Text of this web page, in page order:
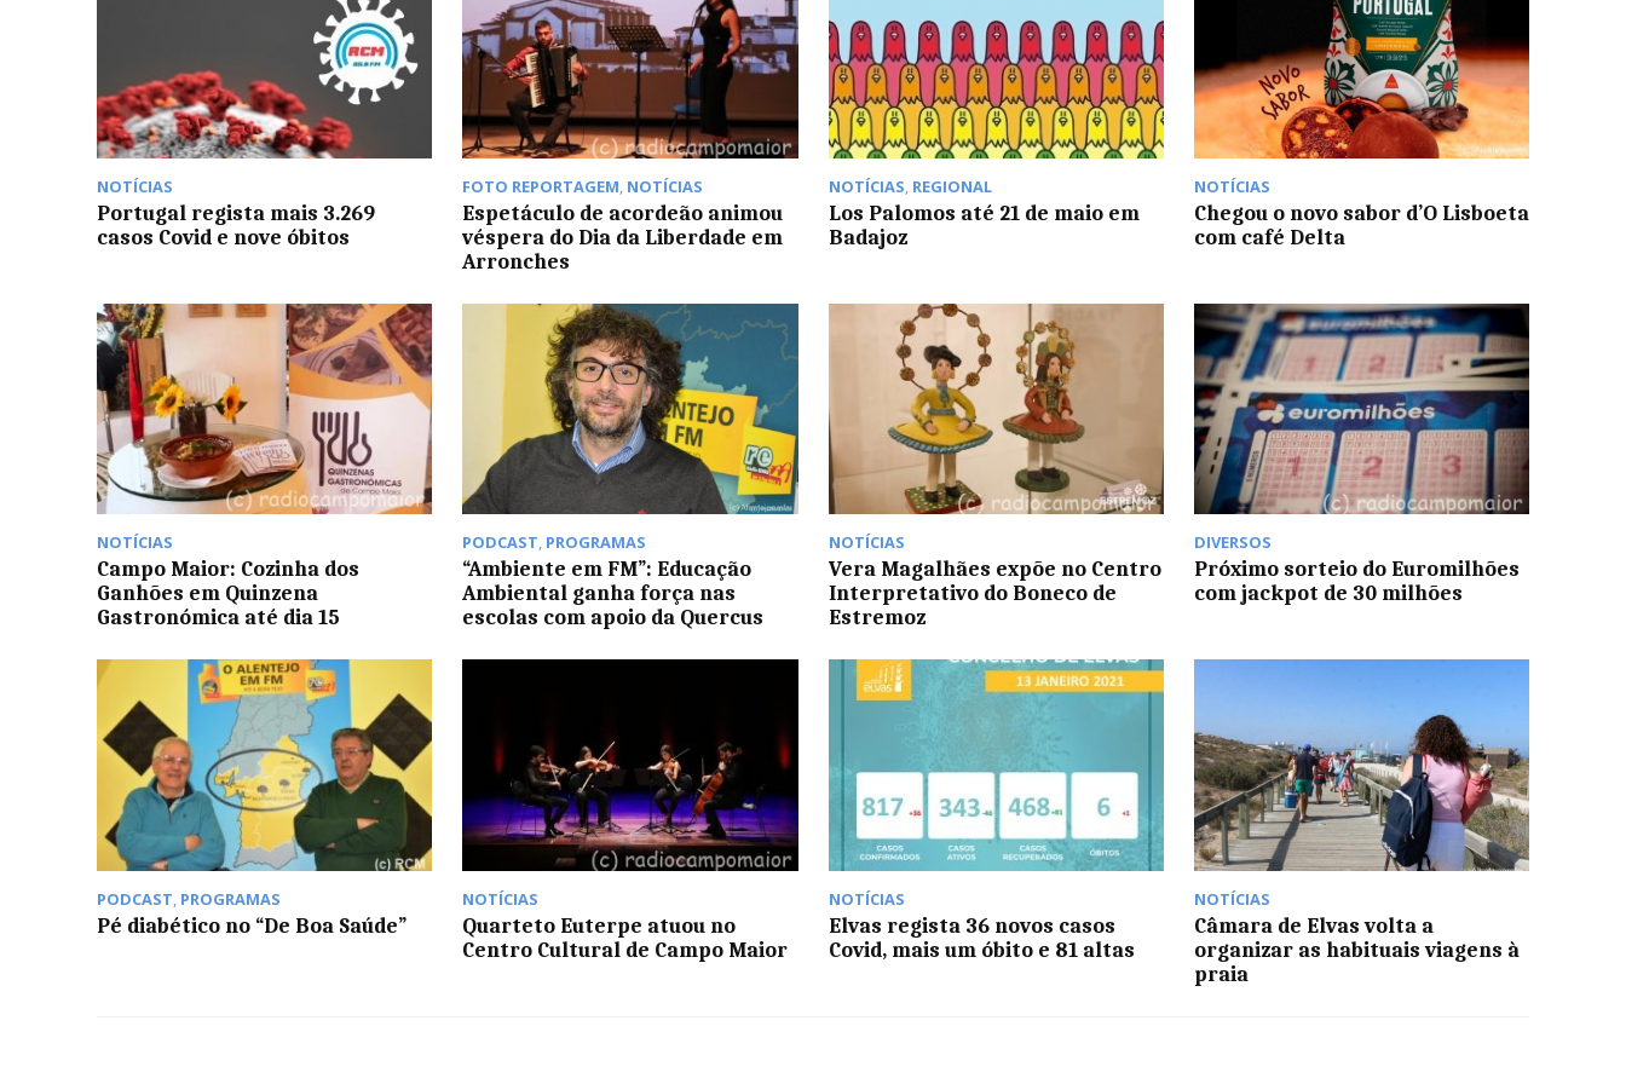
NOTÍCIAS
Portugal regista mais 3.269
casos Covid e nove óbitos
FOTO REPORTAGEM, NOTÍCIAS
Espetáculo de acordeão animou
véspera do Dia da Liberdade em
Arronches
NOTÍCIAS, REGIONAL
Los Palomos até 21 de maio em
Badajoz
NOTÍCIAS
Chegou o novo sabor d’O Lisboeta
com café Delta
NOTÍCIAS
Campo Maior: Cozinha dos
Ganhões em Quinzena
Gastronómica até dia 15
PODCAST, PROGRAMAS
“Ambiente em FM”: Educação
Ambiental ganha força nas
escolas com apoio da Quercus
NOTÍCIAS
Vera Magalhães expõe no Centro
Interpretativo do Boneco de
Estremoz
DIVERSOS
Próximo sorteio do Euromilhões
com jackpot de 30 milhões
PODCAST, PROGRAMAS
Pé diabético no “De Boa Saúde”
NOTÍCIAS
Quarteto Euterpe atuou no
Centro Cultural de Campo Maior
NOTÍCIAS
Elvas regista 36 novos casos
Covid, mais um óbito e 81 altas
NOTÍCIAS
Câmara de Elvas volta a
organizar as habituais viagens à
praia